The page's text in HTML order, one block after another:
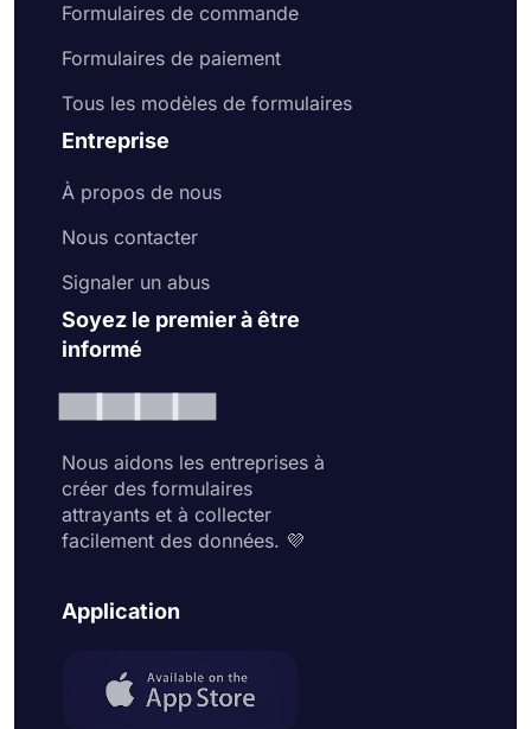
Formulaires de commande
Formulaires de paiement
Tous les modèles de formulaires
Entreprise
À propos de nous
Nous contacter
Signaler un abus
Soyez le premier à être
informé
Nous aidons les entreprises à
créer des formulaires
attrayants et à collecter
facilement des données. 💜
Application